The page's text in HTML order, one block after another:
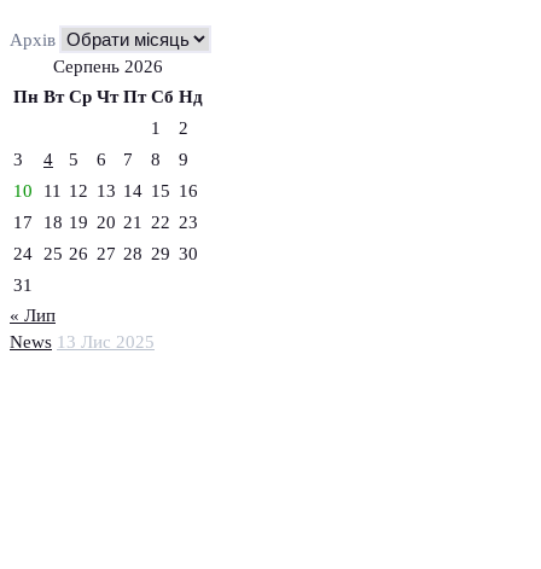
News 13 Лис 2025
Архів
Серпень 2026
Пн Вт Ср Чт Пт Сб Нд
1
2
3
4 5 6 7 8
9
10
11 12 13 14 15 16
17
18 19 20 21 22 23
24
25 26 27 28 29 30
31
« Лип